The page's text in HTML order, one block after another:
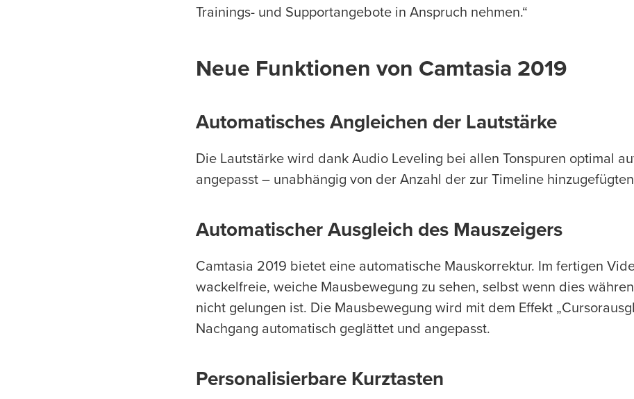
Trainings- und Supportangebote in Anspruch nehmen.“
Neue Funktionen von Camtasia 2019
Automatisches Angleichen der Lautstärke
Die Lautstärke wird dank Audio Leveling bei allen Tonspuren optimal
angepasst – unabhängig von der Anzahl der zur Timeline
Automatischer Ausgleich des Mauszeigers
Camtasia 2019 bietet eine automatische Mauskorrektur. Im fertigen
wackelfreie, weiche Mausbewegung zu sehen, selbst wenn dies
nicht gelungen ist. Die Mausbewegung wird mit dem Effekt
Nachgang automatisch geglättet und angepasst.
Personalisierbare Kurztasten